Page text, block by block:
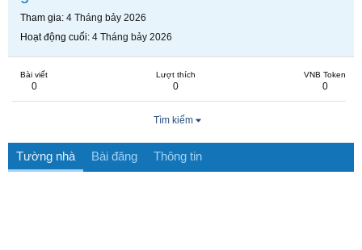
Tham gia 4 Tháng bảy 2026
Hoạt động cuối 4 Tháng bảy 2026
Bài viết
0
Lượt thích
0
VNB Token
0
Tìm kiếm
Tường nhà Bài đăng Thông tin